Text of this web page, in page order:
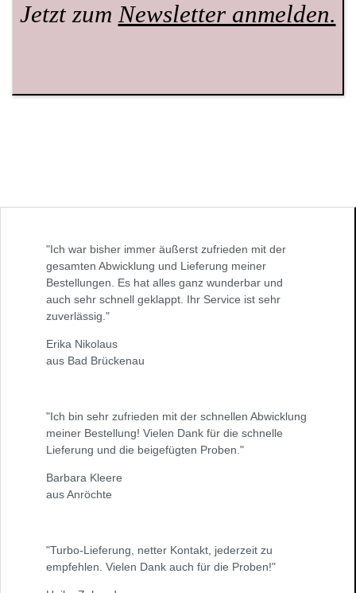
Jetzt zumNewsletter anmelden.
"Ich war bisher immer äußerst zufrieden mit der
gesamten Abwicklung und Lieferung meiner
Bestellungen. Es hat alles ganz wunderbar und
auch sehr schnell geklappt. Ihr Service ist sehr
zuverlässig."
Erika Nikolaus
aus Bad Brückenau
"Ich bin sehr zufrieden mit der schnellen Abwicklung
meiner Bestellung! Vielen Dank für die schnelle
Lieferung und die beigefügten Proben."
Barbara Kleere
aus Anröchte
"Turbo-Lieferung, netter Kontakt, jederzeit zu
empfehlen. Vielen Dank auch für die Proben!"